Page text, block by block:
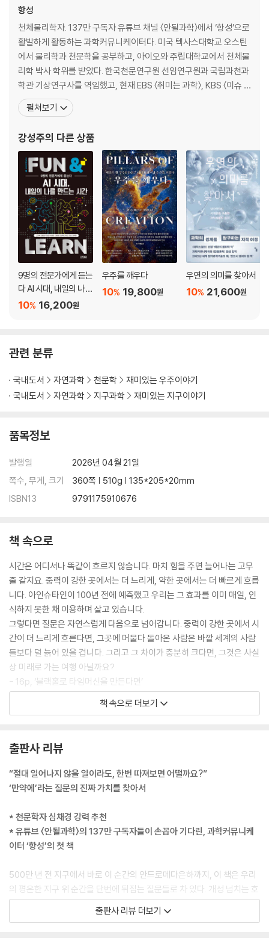
04. 지구의 자전축이 누워버리면
05. 중력이 10퍼센트 줄어든다면
06. 초강력 태양 폭풍이 일주일 지속되면
07. 달이 사라진다면
08. 하루가 48시간이라면
02. 다윈이 갈라파고스에 가지 못했다면
03. 갈릴레이는 ‘그래도 지구는 돈다’고 말했을까
04. 알렉산드리아 도서관이 불타지 않았다면
05. 티코 브라헤의 관측이 없었다면
06. 빛의 매질은 어떻게 유령이 되었을까
참고 자료
항성
천체물리학자. 137만 구독자 유튜브 채널 〈안될과학〉에서 ‘항성’으로
활발하게 활동하는 과학커뮤니케이터다. 미국 텍사스대학교 오스틴
에서 물리학과 천문학을 공부하고, 아이오와 주립대학교에서 천체물
리학 박사 학위를 받았다. 한국천문연구원 선임연구원과 국립과천과
학관 기상연구사를 역임했고, 현재 EBS 〈취미는 과학〉, KBS 〈이슈 Pi
ck, 쌤과 함께〉 등 다양한 방송에 출연하며 복잡한 과학 개념들을 친
근하고 알기 쉽게 풀어내 과학의 대중화에 앞장서고 있다. 옮긴 책으
로 이해하는 아인슈타인의 세계》 《우주를
펼쳐보기
강성주의 다른 상품
9명의 전문가에게 듣는
다 AI 시대, 내일의 나를
만드는 시간16,200원
10%
우주를 깨우다
19,800원
10%
우연의 의미를 찾아서
21,600원
10%
관련 분류
국내도서 자연과학 천문학
재미있는 우주이야기
국내도서
자연과학 지구과학 재미있는 지구이야기
품목정보
발행일
2026년 04월 21일
쪽수, 무게, 크기
360쪽 | 510g | 135*205*20mm
ISBN13
9791175910676
책 속으로
시간은 어디서나 똑같이 흐르지 않습니다. 마치 힘을 주면 늘어나는 고무
줄 같지요. 중력이 강한 곳에서는 더 느리게, 약한 곳에서는 더 빠르게 흐릅
니다. 아인슈타인이 100년 전에 예측했고 우리는 그 효과를 이미 매일, 인
식하지 못한 채 이용하며 살고 있습니다.
그렇다면 질문은 자연스럽게 다음으로 넘어갑니다. 중력이 강한 곳에서 시
간이 더 느리게 흐른다면, 그곳에 머물다 돌아온 사람은 바깥 세계의 사람
들보다 덜 늙어 있을 겁니다. 그리고 그 차이가 충분히 크다면, 그것은 사실
상 미래로 가는 여행 아닐까요?
- 16p, ‘블랙홀로 타임머신을 만든다면’
목성이 스스로 빛을 내지 못하는 이유는 성분이 달라서가 아닙니다. 목성
데, 압력솥의 뚜껑이 헐거웠던 셈이지요.
그렇다면 목성이 얼마나 무거워져야 별이 될 수 있을까요? 일단 지금보다
질량이 10여 배 늘어나면 조금 재미있는 일이 생깁니다. 중심부의 압력이
불이 아주 쉽게 붙는 중수소를 태우기 시작합니다. 천문학에서는 이런 천
체를 ‘갈색왜성’이라고 부릅니다. 하지만 중수소는 우주에 그리 많지않아
서 이 불꽃은 오래가지 못합니다. 금방 연료가 떨어져 서서히 식어버리는,
모습은 아닙니다.
- 50p, ‘목성이 갑자기 별이 된다면’
과학자들은 계속 연구합니다. 불가능해 보이는 질문에 답하는 과정에서 예
상 못한 것을 발견하거든요. 우주 엘리베이터를 만들려다 새로운 재료를
책 속으로 더보기
출판사 리뷰
“절대 일어나지 않을 일이라도, 한번 따져보면 어떨까요?”
‘만약에’라는 질문의 진짜 가치를 찾아서
* 천문학자 심채경 강력 추천
* 유튜브 〈안될과학〉의 137만 구독자들이 손꼽아 기다린, 과학커뮤니케
이터 ‘항성’의 첫 책
500만 년 전 지구에서 바로 이 순간의 안드로메다은하까지, 이 책은 우리
의 평온한 지구 위 순간을 단번에 뒤집는 질문들로 차 있다. 개성 넘치는 호
기심 하나하나를 끝까지 파고들면, 때로는 지구가 궤도를 살짝 벗어나 기
후가 변하고 때로는 우주 자체가 탄생하지 않는다. 한번 생긴 궁금증을 집
출판사 리뷰 더보기